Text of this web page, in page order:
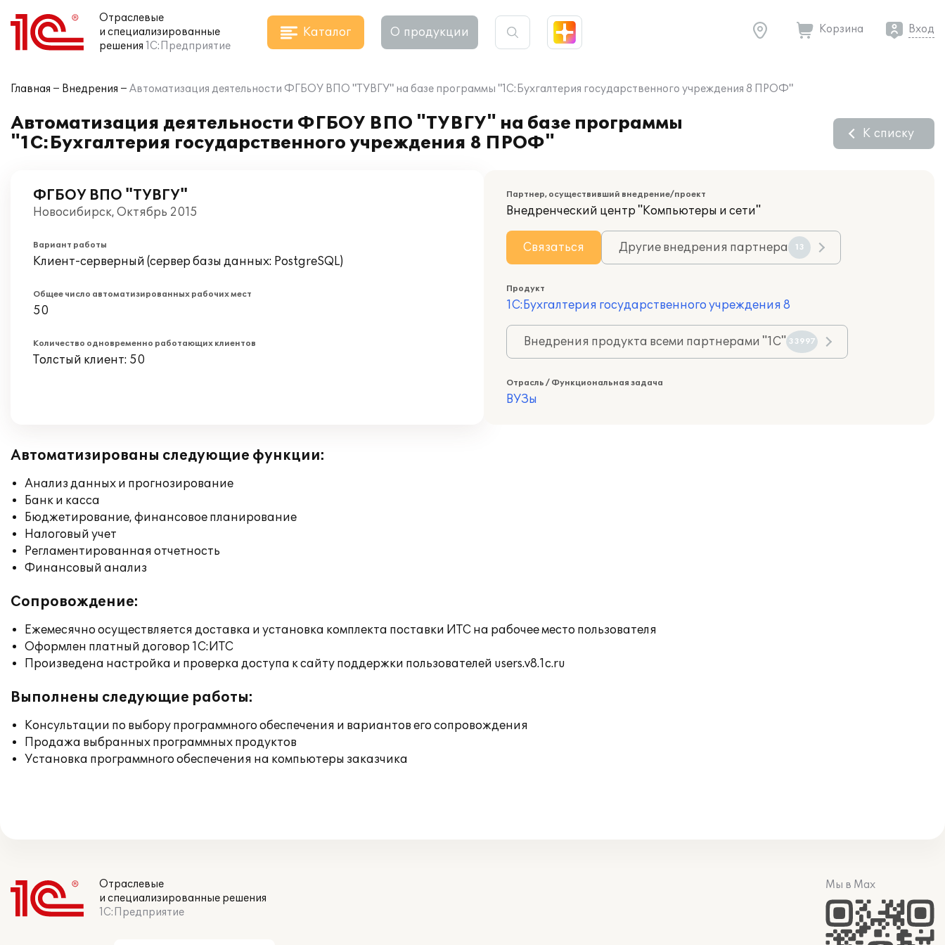
Отраслевые
и специализированные
решения 1С:Предприятие
Каталог О продукции Корзина Вход
Главная Внедрения Автоматизация деятельности ФГБОУ ВПО "ТУВГУ" на базе программы "1С:Бухгалтерия государственного учреждения 8 ПРОФ"
Автоматизация деятельности ФГБОУ ВПО "ТУВГУ" на базе программы
"1С:Бухгалтерия государственного учреждения 8 ПРОФ"
К списку
ФГБОУ ВПО "ТУВГУ"
Новосибирск, Октябрь 2015
Вариант работы
Клиент-серверный (сервер базы данных: PostgreSQL)
Общее число автоматизированных рабочих мест
50
Количество одновременно работающих клиентов
Толстый клиент: 50
Партнер, осуществивший внедрение/проект
Внедренческий центр "Компьютеры и сети"
Связаться Другие внедрения партнера 13
Продукт
1С:Бухгалтерия государственного учреждения 8
Внедрения продукта всеми партнерами "1С" 33997
Отрасль / Функциональная задача
ВУЗы
Автоматизированы следующие функции:
Анализ данных и прогнозирование
Банк и касса
Бюджетирование, финансовое планирование
Налоговый учет
Регламентированная отчетность
Финансовый анализ
Сопровождение:
Ежемесячно осуществляется доставка и установка комплекта поставки ИТС на рабочее место пользователя
Оформлен платный договор 1С:ИТС
Произведена настройка и проверка доступа к сайту поддержки пользователей users.v8.1c.ru
Выполнены следующие работы:
Консультации по выбору программного обеспечения и вариантов его сопровождения
Продажа выбранных программных продуктов
Установка программного обеспечения на компьютеры заказчика
Отраслевые
и специализированные решения
1С:Предприятие
Мы в Max